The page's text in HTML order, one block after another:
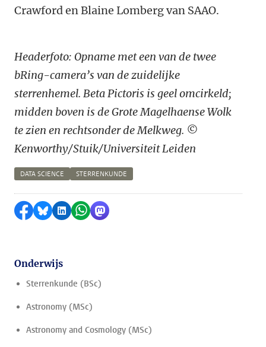
Crawford en Blaine Lomberg van SAAO.
Headerfoto: Opname met een van de twee
bRing-camera’s van de zuidelijke
sterrenhemel. Beta Pictoris is geel omcirkeld;
midden boven is de Grote Magelhaense Wolk
te zien en rechtsonder de Melkweg. ©
Kenworthy/Stuik/Universiteit Leiden
DATA SCIENCE STERRENKUNDE
Delen op Facebook
Delen via Bluesky
Delen op LinkedIn
Delen via WhatsApp
Delen via Mastodon
Onderwijs
Sterrenkunde (BSc)
Astronomy (MSc)
Astronomy and Cosmology (MSc)